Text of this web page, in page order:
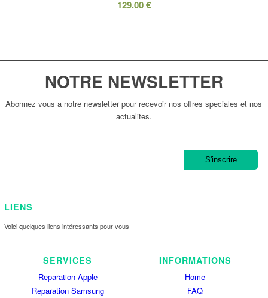
129.00€
NOTRE NEWSLETTER
Abonnez vous a notre newsletter pour recevoir nos offres speciales et nos
actualites.
LIENS
Voici quelques liens intéressants pour vous !
SERVICES
Reparation Apple
Reparation Samsung
INFORMATIONS
Home
FAQ